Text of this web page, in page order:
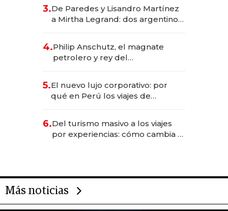
3.De Paredes y Lisandro Martínez
a Mirtha Legrand: dos argentinos
4.Philip Anschutz, el magnate
petrolero y rey del
Fénix
5.El nuevo lujo corporativo: por
qué en Perú los viajes de
transformadoras
6.Del turismo masivo a los viajes
por experiencias: cómo cambia el
Más noticias